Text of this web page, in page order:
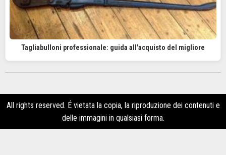
Tagliabulloni professionale: guida all'acquisto del migliore
All rights reserved. É vietata la copia, la riproduzione dei contenuti e
delle immagini in qualsiasi forma.